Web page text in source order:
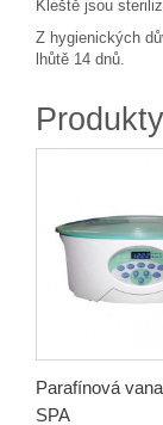
Kleště jsou
Z hygienických
lhůtě 14 dnů.
Parafínová
SPA